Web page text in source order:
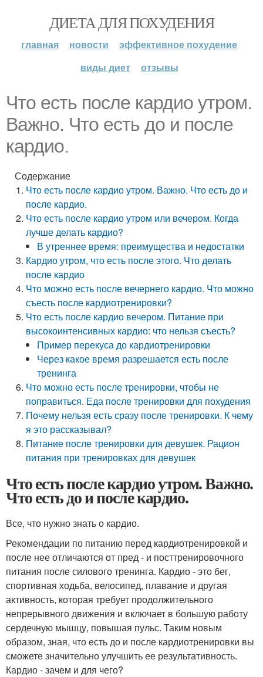
ДИЕТА ДЛЯ ПОХУДЕНИЯ
главная новости
эффективное похудение
виды диет
отзывы
Что есть после кардио утром.
Важно. Что есть до и после
кардио.
Содержание
Что есть после кардио утром. Важно. Что есть до и
после кардио.
Что есть после кардио утром или вечером. Когда
лучше делать кардио?
В утреннее время: преимущества и недостатки
Кардио утром, что есть после этого. Что делать
после кардио
Что можно есть после вечернего кардио. Что можно
съесть после кардиотренировки?
Что есть после кардио вечером. Питание при
высокоинтенсивных кардио: что нельзя съесть?
Пример перекуса до кардиотренировки
Через какое время разрешается есть после
тренинга
Что можно есть после тренировки, чтобы не
поправиться. Еда после тренировки для похудения
Почему нельзя есть сразу после тренировки. К чему
я это рассказывал?
Питание после тренировки для девушек. Рацион
питания при тренировках для девушек
Что есть после кардио утром. Важно.
Что есть до и после кардио.
Все, что нужно знать о кардио.
Рекомендации по питанию перед кардиотренировкой и
после нее отличаются от пред - и посттренировочного
питания после силового тренинга. Кардио - это бег,
спортивная ходьба, велосипед, плавание и другая
активность, которая требует продолжительного
непрерывного движения и включает в большую работу
сердечную мышцу, повышая пульс. Таким новым
образом, зная, что есть до и после кардиотренировки вы
сможете значительно улучшить ее результативность.
Кардио - зачем и для чего?